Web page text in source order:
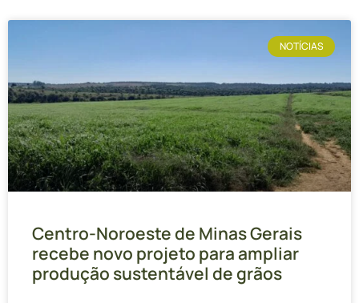
NOTÍCIAS
Centro-Noroeste de Minas Gerais
recebe novo projeto para ampliar
produção sustentável de grãos